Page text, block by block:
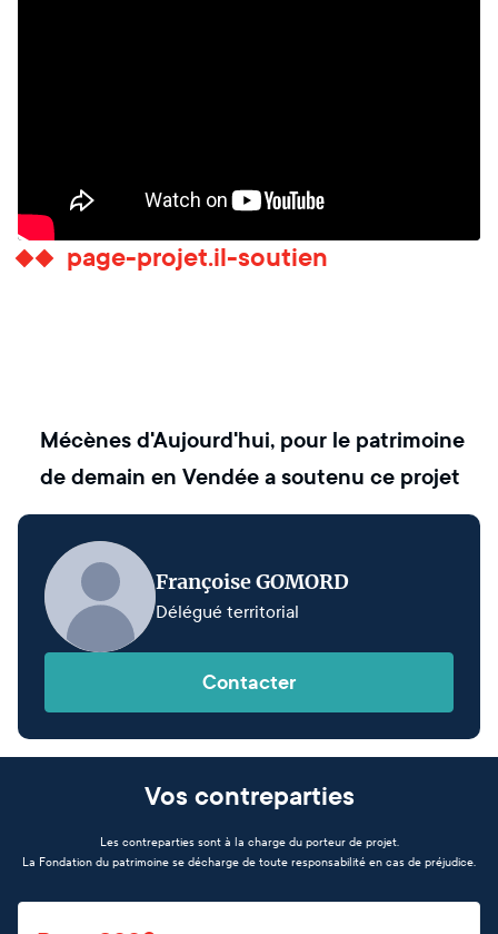
page-projet.il-soutien
Mécènes d'Aujourd'hui, pour le patrimoine
de demain en Vendéea soutenu ce projet
Françoise GOMORD
Délégué territorial
Contacter
Vos contreparties
Les contreparties sont à la charge du porteur de projet.
La Fondation du patrimoine se décharge de toute responsabilité en cas de préjudice.